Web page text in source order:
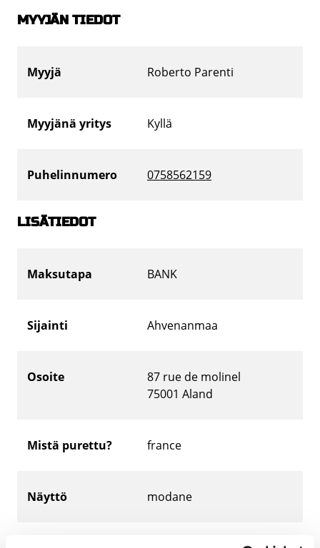
MYYJÄN TIEDOT
Myyjä Roberto Parenti
Myyjänä yritys Kyllä
Puhelinnumero 0758562159
LISÄTIEDOT
Maksutapa BANK
Sijainti Ahvenanmaa
Osoite
87 rue de molinel
75001 Aland
Mistä purettu? france
Näyttö modane